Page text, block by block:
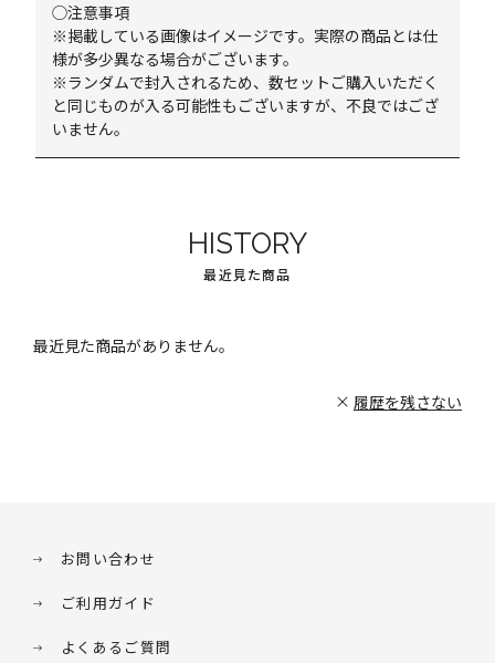
◯注意事項
※掲載している画像はイメージです。実際の商品とは仕
様が多少異なる場合がございます。
※ランダムで封入されるため、数セットご購入いただく
と同じものが入る可能性もございますが、不良ではござ
いません。
HISTORY
最近見た商品
最近見た商品がありません。
履歴を残さない
お問い合わせ
ご利用ガイド
よくあるご質問